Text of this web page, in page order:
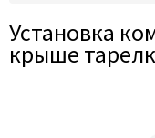
Установка
крыше